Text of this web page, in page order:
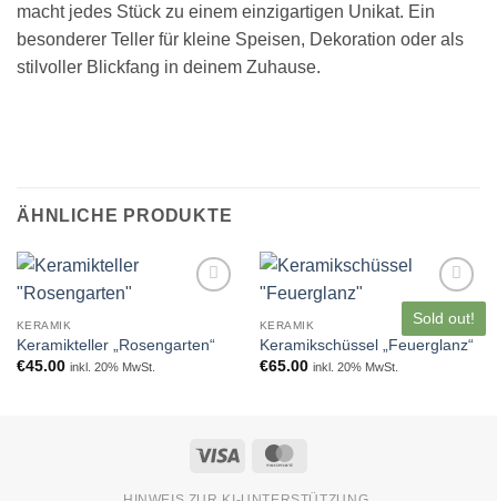
macht jedes Stück zu einem einzigartigen Unikat. Ein
besonderer Teller für kleine Speisen, Dekoration oder als
stilvoller Blickfang in deinem Zuhause.
ÄHNLICHE PRODUKTE
hinzufügen
KERAMIK
Keramikteller „Rosengarten“
€45.00 inkl. 20% MwSt.
Wunschliste
hinzufügen
Sold out!
KERAMIK
Keramikschüssel „Feuerglanz“
€65.00 inkl. 20% MwSt.
Visa